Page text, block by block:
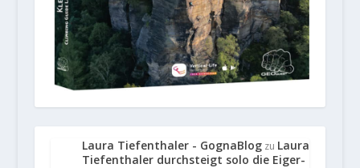
Laura Tiefenthaler - GognaBlogzu Laura
Tiefenthaler durchsteigt solo die Eiger-